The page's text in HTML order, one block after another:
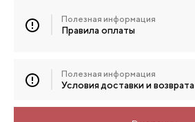
Полезная информация
Правила оплаты
Полезная информация
Условия доставки и возврата